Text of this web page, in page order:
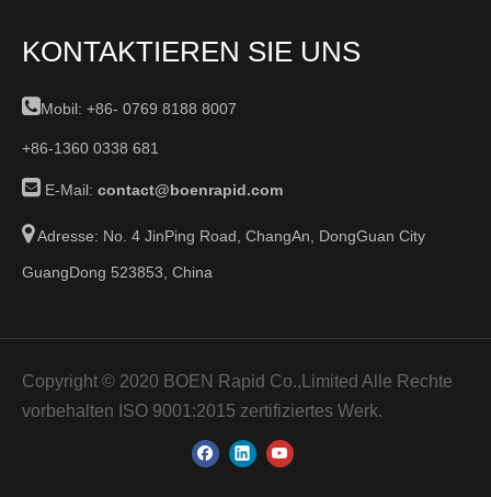
KONTAKTIEREN SIE UNS
Mobil: +86- 0769 8188 8007
+86-1360 0338 681
 E-Mail: contact@boenrapid.com
Adresse: No. 4 JinPing Road, ChangAn, DongGuan City
GuangDong 523853, China
Copyright © 2020 BOEN Rapid Co.,Limited Alle Rechte
vorbehalten ISO 9001:2015 zertifiziertes Werk.